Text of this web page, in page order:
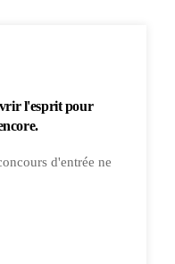
l'esprit pour
d'entrée ne